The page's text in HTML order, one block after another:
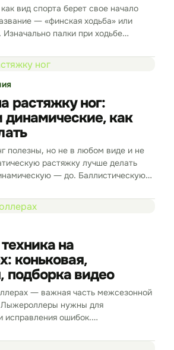
вид спорта берет свое начало
— «финская ходьба» или
Изначально палки при ходьбе
растяжку ног:
динамические, как
полезны, но не в любом виде и не
растяжку лучше делать
— до. Баллистическую
на
коньковая,
подборка видео
— важная часть межсезонной
Лыжероллеры нужны для
исправления ошибок.